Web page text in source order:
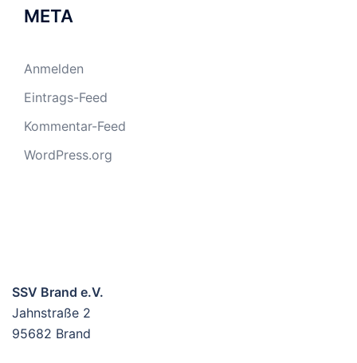
META
Anmelden
Eintrags-Feed
Kommentar-Feed
WordPress.org
SSV Brand e.V.
Jahnstraße 2
95682 Brand